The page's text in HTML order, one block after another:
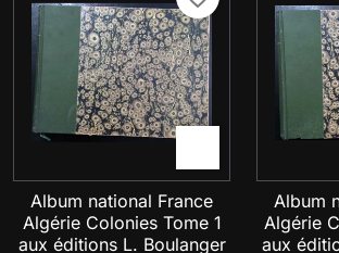
Album national France
Algérie Colonies Tome 1
aux éditions L. Boulanger
Album
Algérie
aux